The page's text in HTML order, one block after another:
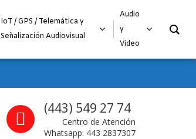
IoT / GPS / Telemática y
Señalización Audiovisual
Audio
y
Video
Call us
(443) 549 27 74
Centro de Atención
Whatsapp: 443 2837307